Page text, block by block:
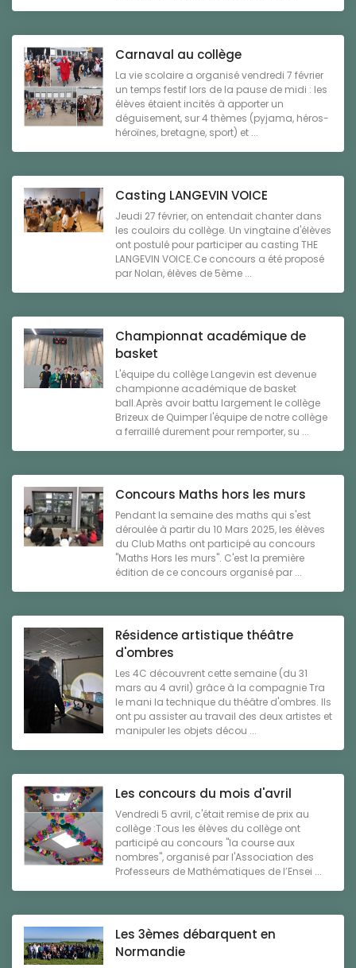
Carnaval au collège
La vie scolaire a organisé vendredi 7 février
un temps festif lors de la pause de midi : les
élèves étaient incités à apporter un
déguisement, sur 4 thèmes (pyjama, héros-
héroïnes, bretagne, sport) et ...
Casting LANGEVIN VOICE
Jeudi 27 février, on entendait chanter dans
les couloirs du collège. Un vingtaine d'élèves
ont postulé pour participer au casting THE
LANGEVIN VOICE.Ce concours a été proposé
par Nolan, élèves de 5ème ...
Championnat académique de
basket
L'équipe du collège Langevin est devenue
championne académique de basket
ball.Après avoir battu largement le collège
Brizeux de Quimper l'équipe de notre collège
a ferraillé durement pour remporter, su ...
Concours Maths hors les murs
Pendant la semaine des maths qui s'est
déroulée à partir du 10 Mars 2025, les élèves
du Club Maths ont participé au concours
"Maths Hors les murs". C'est la première
édition de ce concours organisé par ...
Résidence artistique théâtre
d'ombres
Les 4C découvrent cette semaine (du 31
mars au 4 avril) grâce à la compagnie Tra
le mani la technique du théâtre d'ombres. Ils
ont pu assister au travail des deux artistes et
manipuler les objets décou ...
Les concours du mois d'avril
Vendredi 5 avril, c'était remise de prix au
collège :Tous les élèves du collège ont
participé au concours "la course aux
nombres", organisé par l'Association des
Professeurs de Mathématiques de l’Ensei ...
Les 3èmes débarquent en
Normandie